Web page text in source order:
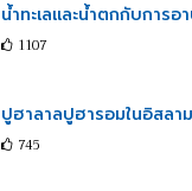
น้ำทะเลและน้ำตกกับการอ
1107
ปูฮาลาลปูฮารอมในอิสลาม
745